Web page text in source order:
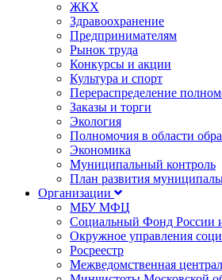
ЖКХ
Здравоохранение
Предпринимателям
Рынок труда
Конкурсы и акции
Культура и спорт
Перераспределение
Заказы и торги
Экология
Полномочия в области
Экономика
Муниципальный контроль
План развития
Организации
МБУ МФЦ
Социальный Фонд России
Окружное управления
Росреестр
Межведомственная